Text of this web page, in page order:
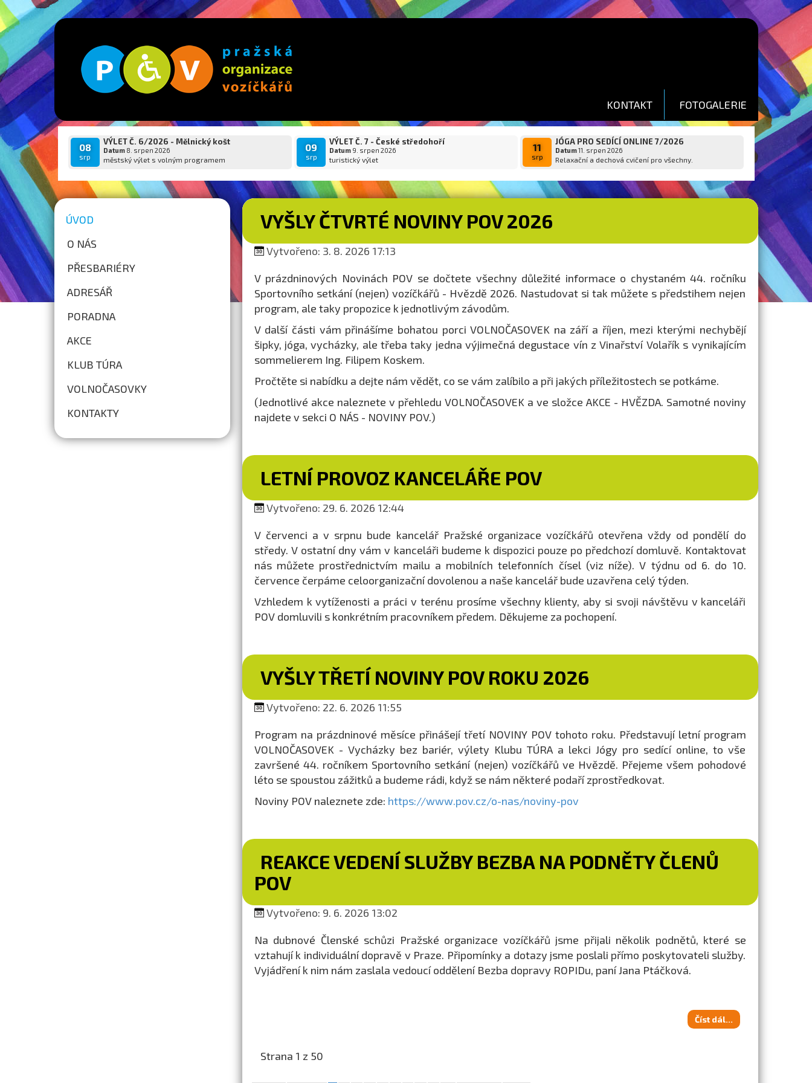
KONTAKT FOTOGALERIE
08
srp
VÝLET Č. 6/2026 - Mělnický košt
Datum8. srpen 2026
městský výlet s volným programem
09
srp
VÝLET Č. 7 - České středohoří
Datum 9. srpen 2026
turistický výlet
11
srp
JÓGA PRO SEDÍCÍ ONLINE 7/2026
Datum11. srpen 2026
Relaxační a dechová cvičení pro všechny.
ÚVOD
O NÁS
PŘESBARIÉRY
ADRESÁŘ
PORADNA
AKCE
KLUB TÚRA
VOLNOČASOVKY
KONTAKTY
VYŠLY ČTVRTÉ NOVINY POV 2026
Vytvořeno: 3. 8. 2026 17:13
V prázdninových Novinách POV se dočtete všechny důležité informace o chystaném 44. ročníku
Sportovního setkání (nejen) vozíčkářů - Hvězdě 2026. Nastudovat si tak můžete s předstihem nejen
program, ale taky propozice k jednotlivým závodům.
V další části vám přinášíme bohatou porci VOLNOČASOVEK na září a říjen, mezi kterými nechybějí
šipky, jóga, vycházky, ale třeba taky jedna výjimečná degustace vín z Vinařství Volařík s vynikajícím
sommelierem Ing. Filipem Koskem.
Pročtěte si nabídku a dejte nám vědět, co se vám zalíbilo a při jakých příležitostech se potkáme.
(Jednotlivé akce naleznete v přehledu VOLNOČASOVEK a ve složce AKCE - HVĚZDA. Samotné noviny
najdete v sekci O NÁS - NOVINY POV.)
LETNÍ PROVOZ KANCELÁŘE POV
Vytvořeno: 29. 6. 2026 12:44
V červenci a v srpnu bude kancelář Pražské organizace vozíčkářů otevřena vždy od pondělí do
středy. V ostatní dny vám v kanceláři budeme k dispozici pouze po předchozí domluvě. Kontaktovat
nás můžete prostřednictvím mailu a mobilních telefonních čísel (viz níže). V týdnu od 6. do 10.
července čerpáme celoorganizační dovolenou a naše kancelář bude uzavřena celý týden.
Vzhledem k vytíženosti a práci v terénu prosíme všechny klienty, aby si svoji návštěvu v kanceláři
POV domluvili s konkrétním pracovníkem předem. Děkujeme za pochopení.
VYŠLY TŘETÍ NOVINY POV ROKU 2026
Vytvořeno: 22. 6. 2026 11:55
Program na prázdninové měsíce přinášejí třetí NOVINY POV tohoto roku. Představují letní program
VOLNOČASOVEK - Vycházky bez bariér, výlety Klubu TÚRA a lekci Jógy pro sedící online, to vše
završené 44. ročníkem Sportovního setkání (nejen) vozíčkářů ve Hvězdě. Přejeme všem pohodové
léto se spoustou zážitků a budeme rádi, když se nám některé podaří zprostředkovat.
Noviny POV naleznete zde: https://www.pov.cz/o-nas/noviny-pov
REAKCE VEDENÍ SLUŽBY BEZBA NA PODNĚTY ČLENŮ
POV
Vytvořeno: 9. 6. 2026 13:02
Na dubnové Členské schůzi Pražské organizace vozíčkářů jsme přijali několik podnětů, které se
vztahují k individuální dopravě v Praze. Připomínky a dotazy jsme poslali přímo poskytovateli služby.
Vyjádření k nim nám zaslala vedoucí oddělení Bezba dopravy ROPIDu, paní Jana Ptáčková.
Číst dál...
Strana 1 z 50